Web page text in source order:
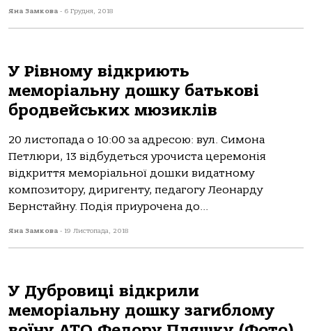
Яна Замкова - 6 Грудня, 2018
У Рівному відкриють
меморіальну дошку батькові
бродвейських мюзиклів
20 листопада о 10:00 за адресою: вул. Симона
Петлюри, 13 відбудеться урочиста церемонія
відкриття меморіальної дошки видатному
композитору, диригенту, педагогу Леонарду
Бернстайну. Подія приурочена до...
Яна Замкова - 19 Листопада, 2018
У Дубровиці відкрили
меморіальну дошку загиблому